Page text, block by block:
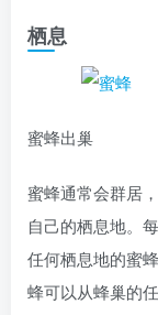
栖息
蜜蜂出巢
蜜蜂通常会群居
自己的栖息地。
任何栖息地的蜜
蜂可以从蜂巢的